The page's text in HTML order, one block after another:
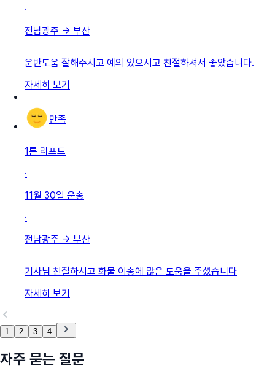
·
전남광주 → 부산
운반도움 잘해주시고 예의 있으시고 친절하셔서 좋았습니다.
자세히 보기
만족
1톤 리프트
·
11월 30일 운송
·
전남광주 → 부산
기사님 친절하시고 화물 이송에 많은 도움을 주셨습니다
자세히 보기
1 2 3 4
자주 묻는 질문